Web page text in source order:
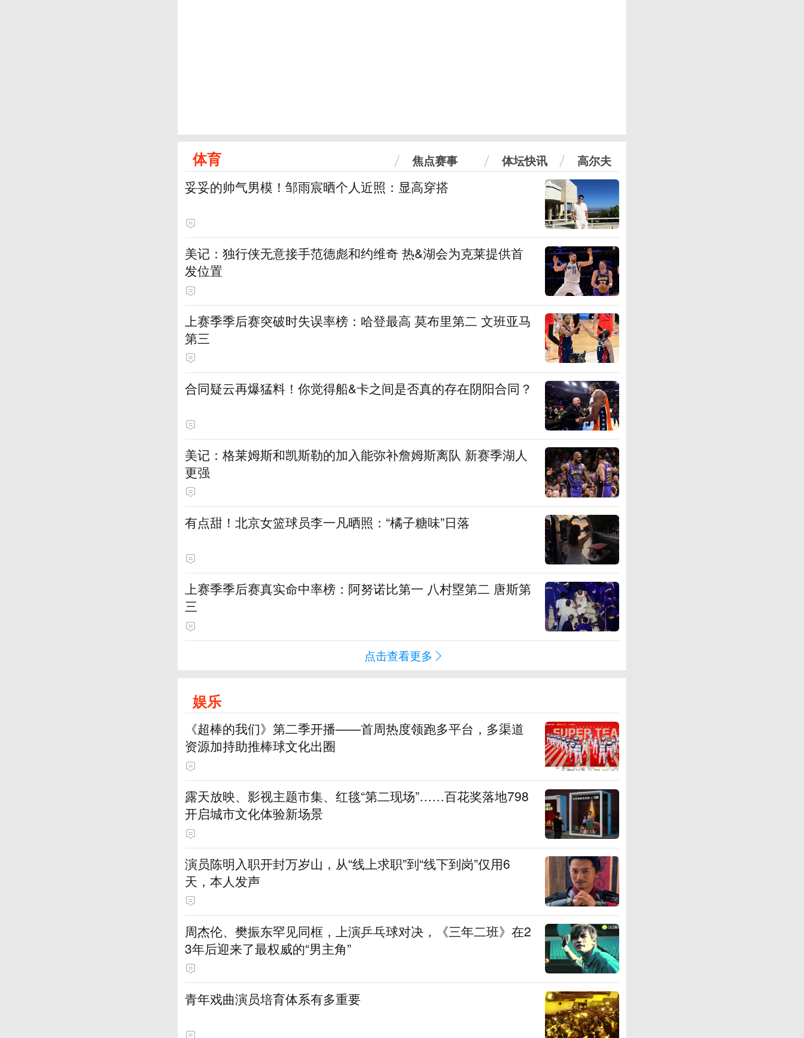
体育 焦点赛事 体坛快讯 高尔夫
妥妥的帅气男模！邹雨宸晒个人近照：显高穿搭
美记：独行侠无意接手范德彪和约维奇 热&湖会为克莱提供首
发位置
上赛季季后赛突破时失误率榜：哈登最高 莫布里第二 文班亚马
第三
合同疑云再爆猛料！你觉得船&卡之间是否真的存在阴阳合同？
美记：格莱姆斯和凯斯勒的加入能弥补詹姆斯离队 新赛季湖人
更强
有点甜！北京女篮球员李一凡晒照：“橘子糖味”日落
上赛季季后赛真实命中率榜：阿努诺比第一 八村塁第二 唐斯第
三
点击查看更多
娱乐
《超棒的我们》第二季开播——首周热度领跑多平台，多渠道
资源加持助推棒球文化出圈
露天放映、影视主题市集、红毯“第二现场”……百花奖落地798
开启城市文化体验新场景
演员陈明入职开封万岁山，从“线上求职”到“线下到岗”仅用6
天，本人发声
周杰伦、樊振东罕见同框，上演乒乓球对决，《三年二班》在2
3年后迎来了最权威的“男主角”
青年戏曲演员培育体系有多重要